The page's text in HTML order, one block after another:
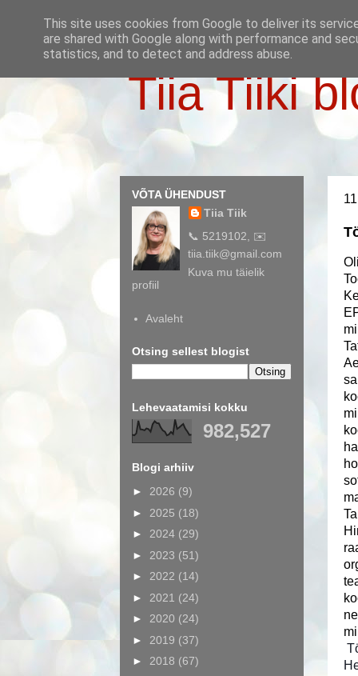
Tiia Tiiki
VÕTA ÜHENDUST
Tiia Tiik
📞 5219102, ✉️
tiia.tiik@gmail.com
Kuva mu täielik
profiil
Avaleht
Otsing sellest blogist
Lehevaatamisi kokku
982,527
Blogi arhiiv
► 2026 (9)
► 2025 (18)
► 2024 (29)
► 2023 (51)
► 2022 (14)
► 2021 (24)
► 2020 (24)
► 2019 (37)
► 2018 (67)
This site uses cookies from Google to deliver its
are shared with Google along with performance and
statistics, and to detect and address abuse.